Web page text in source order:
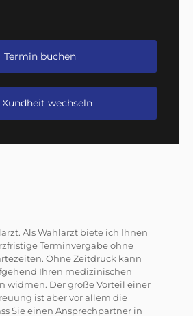
Termin buchen
Xundheit wechseln
Als Wahlarzt biete ich Ihnen
Terminvergabe ohne
Ohne Zeitdruck kann
Ihren medizinischen
widmen. Der große Vorteil einer
ist aber vor allem die
Sie einen Ansprechpartner in